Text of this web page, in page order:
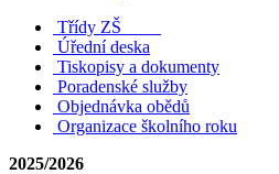
Třídy ZŠ
Úřední deska
Tiskopisy a dokumenty
Poradenské služby
Objednávka obědů
Organizace školního roku
2025/2026